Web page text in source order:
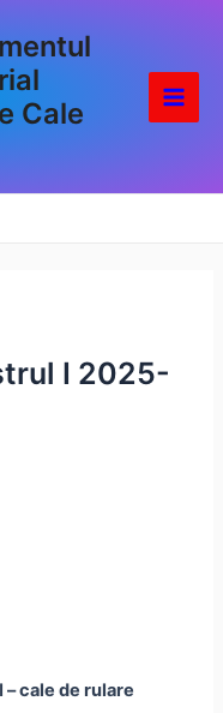
Cale
Main
I 2025-
cale de rulare